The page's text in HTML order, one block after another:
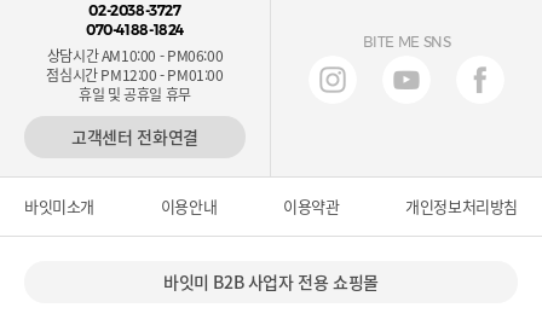
02-2038-3727
070-4188-1824
상담시간 AM10:00 - PM06:00
점심시간 PM12:00 - PM01:00
휴일 및 공휴일 휴무
고객센터 전화연결
BITE ME SNS
바잇미소개 이용안내 이용약관 개인정보처리방침
바잇미 B2B 사업자 전용 쇼핑몰